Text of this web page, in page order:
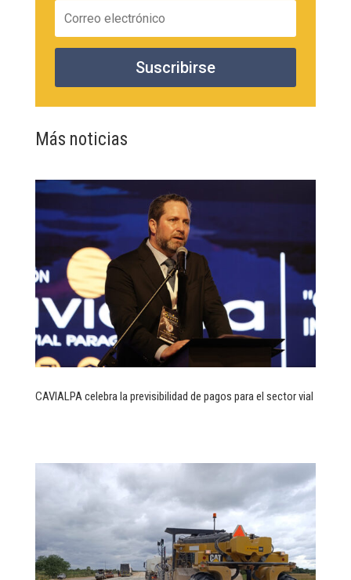
Suscribirse
Más noticias
CAVIALPA celebra la previsibilidad de pagos para el sector vial